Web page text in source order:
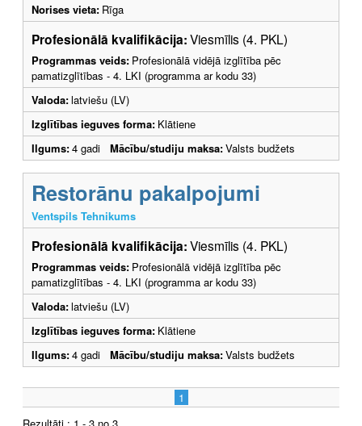
Norises vieta: Rīga
Profesionālā kvalifikācija:Viesmīlis (4. PKL)
Programmas veids: Profesionālā vidējā izglītība pēc
pamatizglītības - 4. LKI (programma ar kodu 33)
Valoda:latviešu (LV)
Izglītības ieguves forma: Klātiene
Ilgums:4 gadi Mācību/studiju maksa:Valsts budžets
Restorānu pakalpojumi
Ventspils Tehnikums
Profesionālā kvalifikācija:Viesmīlis (4. PKL)
Programmas veids: Profesionālā vidējā izglītība pēc
pamatizglītības - 4. LKI (programma ar kodu 33)
Valoda:latviešu (LV)
Izglītības ieguves forma: Klātiene
Ilgums:4 gadi Mācību/studiju maksa:Valsts budžets
1
Rezultāti : 1 - 3 no 3